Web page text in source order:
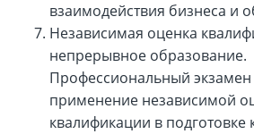
взаимодействия бизнеса и
Независимая оценка
непрерывное образование.
Профессиональный экзамен
применение независимой
квалификации в подготовке